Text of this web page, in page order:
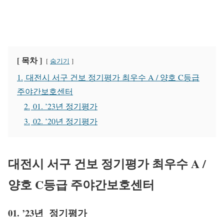
[ 목차 ] 숨기기
1. 대전시 서구 건보 정기평가 최우수 A / 양호 C등급
주야간보호센터
2. 01. ’23년 정기평가
3. 02. ’20년 정기평가
대전시 서구 건보 정기평가 최우수 A /
양호 C등급 주야간보호센터
01. ’23년 정기평가